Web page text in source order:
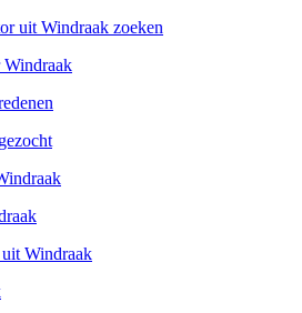
uit Windraak zoeken
Windraak
uit Windraak